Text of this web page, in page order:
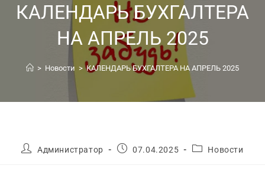
КАЛЕНДАРЬ БУХГАЛТЕРА
НА АПРЕЛЬ 2025
> Новости > КАЛЕНДАРЬ БУХГАЛТЕРА НА АПРЕЛЬ 2025
Администратор 07.04.2025 Новости